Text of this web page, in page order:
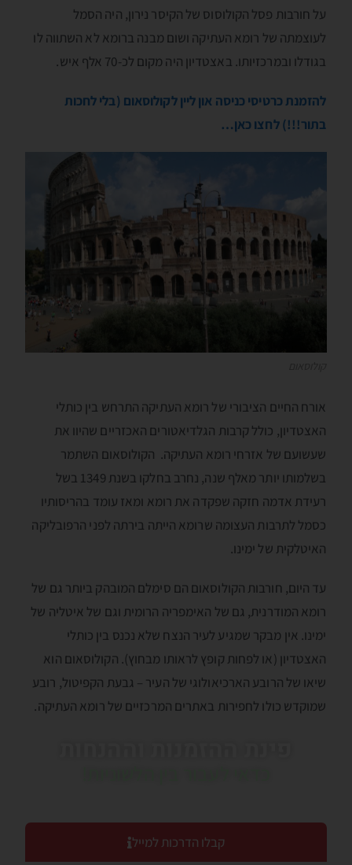
על חורבות פסל הקולוסוס של הקיסר נירון, היה הסמל
לעוצמתה של רומא העתיקה ושום מבנה ברומא לא השתווה לו
בגודלו ובמרכזיותו. באצטדיון היה מקום לכ-70 אלף איש.
להזמנת כרטיסי כניסה און ליין לקולוסאום (בלי לחכות
בתור!!!) לחצו כאן…
אורח החיים הציבורי של רומא העתיקה התרחש בין כותלי
האצטדיון, כולל קרבות הגלדיאטורים האכזריים שהיוו את
שעשועם של אזרחי רומא העתיקה. הקולוסאום השתמר
בשלמותו יותר מאלף שנה, נחרב בחלקו בשנת 1349 בשל
רעידת אדמה חזקה שפקדה את רומא ומאז עומד בהריסותיו
כסמל לתרבות העצומה שרומא הייתה בירתה לפני הרפובליקה
האיטלקית של ימינו.
עד היום, חורבות הקולוסאום הם סימלם המובהק ביותר גם של
רומא המודרנית, גם של האימפריה הרומית וגם של איטליה של
ימינו. אין מבקר שמגיע לעיר הנצח שלא נכנס בין כותלי
האצטדיון (או לפחות קופץ לראותו מבחוץ). הקולוסאום הוא
שיאו של הרובע הארכיאולוגי של העיר – גבעת הקפיטול, רובע
שמוקדש כולו לחפירות באתרים המרכזיים של רומא העתיקה.
קבלו הדרכות למייל